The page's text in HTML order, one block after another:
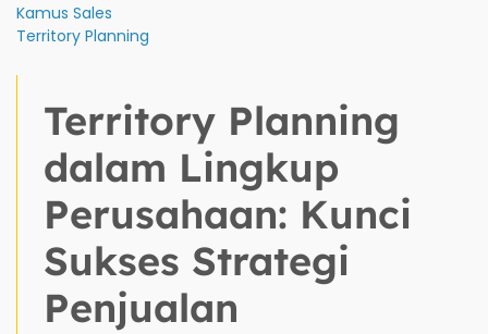
Kamus Sales
Territory Planning
Territory Planning
dalam Lingkup
Perusahaan: Kunci
Sukses Strategi
Penjualan